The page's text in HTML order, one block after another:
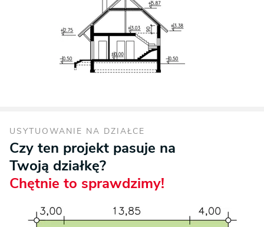
USYTUOWANIE NA DZIAŁCE
Czy ten projekt pasuje na
Twoją działkę?
Chętnie to sprawdzimy!